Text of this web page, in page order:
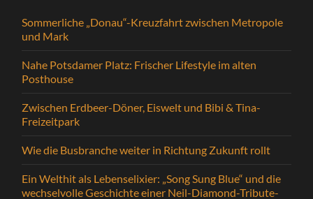
Sommerliche „Donau“-Kreuzfahrt zwischen Metropole
und Mark
Nahe Potsdamer Platz: Frischer Lifestyle im alten
Posthouse
Zwischen Erdbeer-Döner, Eiswelt und Bibi & Tina-
Freizeitpark
Wie die Busbranche weiter in Richtung Zukunft rollt
Ein Welthit als Lebenselixier: „Song Sung Blue“ und die
wechselvolle Geschichte einer Neil-Diamond-Tribute-